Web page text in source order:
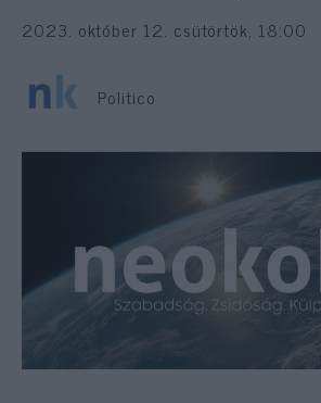
2023. október 12. csütörtök, 18:00
Politico